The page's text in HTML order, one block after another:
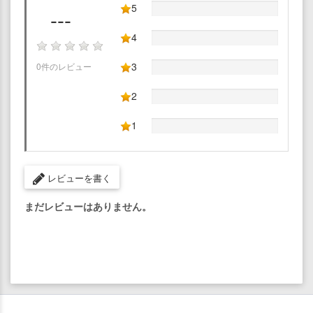
---
0件のレビュー
5
4
3
2
1
レビューを書く
まだレビューはありません。